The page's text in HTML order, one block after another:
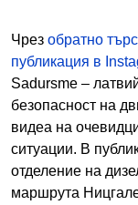
Чрез обратно
публикация в
Sadursme –
безопасност на
видеа на
ситуации. В
отделение на
маршрута